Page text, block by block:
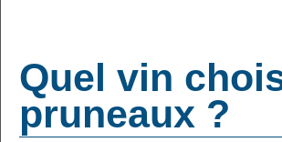
Quel vin
pruneaux ?